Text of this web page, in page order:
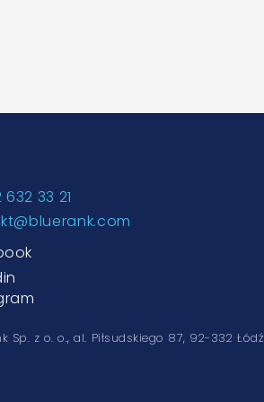
33 21
Sp. z o. o., al. Piłsudskiego 87, 92-332 Łódź